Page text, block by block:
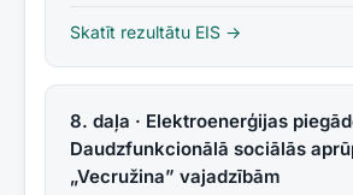
Skatīt rezultātu EIS →
8. daļa · Elektroenerģijas
Daudzfunkcionālā sociālās
„Vecružina” vajadzībām